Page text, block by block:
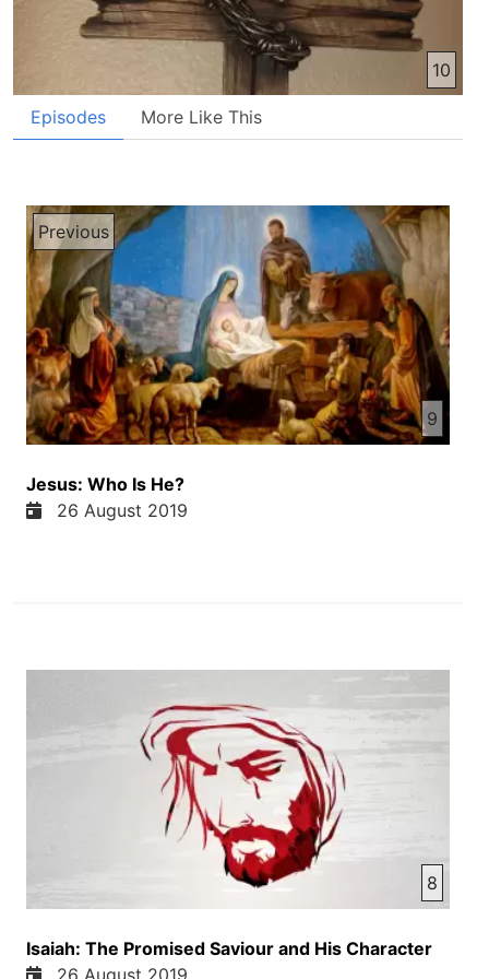
10
Episodes More Like This
Previous
9
Jesus: Who Is He?
26 August 2019
8
Isaiah: The Promised Saviour and His Character
26 August 2019